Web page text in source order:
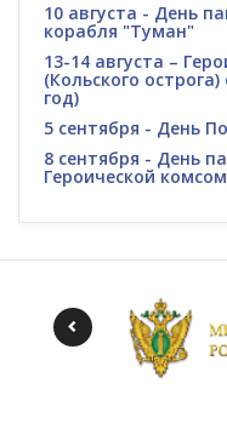
10 августа - День
корабля "Туман"
13-14 августа –
(Кольского
год)
5 сентября - День
8 сентября - День
Героической